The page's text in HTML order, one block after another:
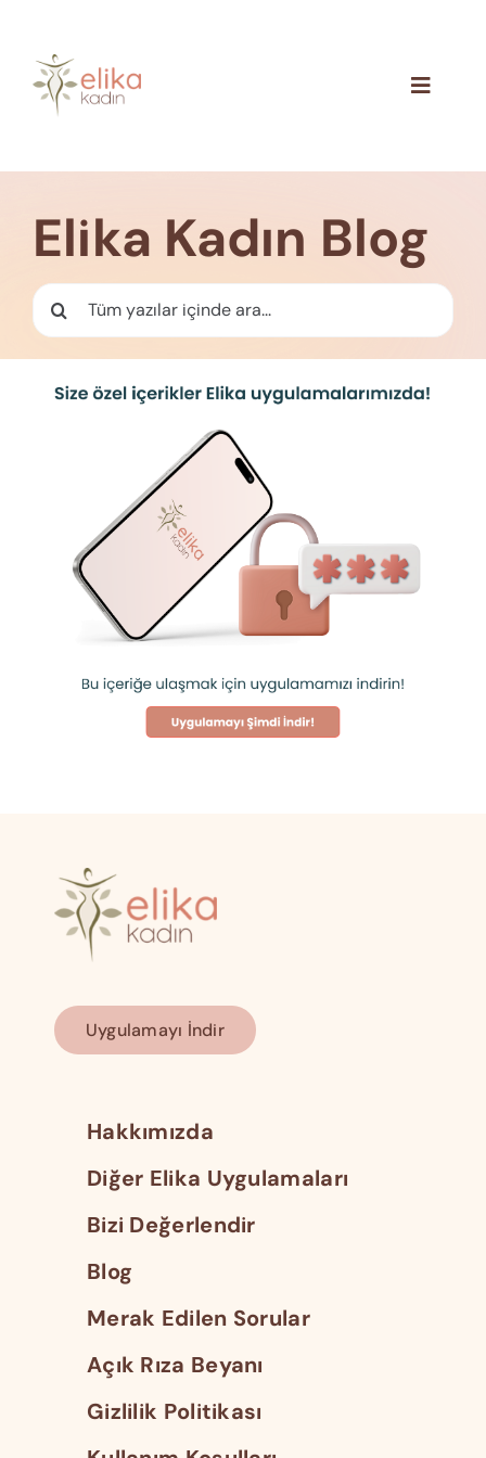
content
Toggle
İletişim
Elika Kadın Blog
Ara:
Uygulamayı İndir
Hakkımızda
Diğer Elika Uygulamaları
Bizi Değerlendir
Blog
Merak Edilen Sorular
Açık Rıza Beyanı
Gizlilik Politikası